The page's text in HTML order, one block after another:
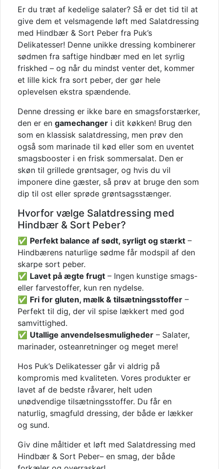
Er du træt af kedelige salater? Så er det tid til at
give dem et velsmagende løft med Salatdressing
med Hindbær & Sort Peber fra Puk’s
Delikatesser! Denne unikke dressing kombinerer
sødmen fra saftige hindbær med en let syrlig
friskhed – og når du mindst venter det, kommer
et lille kick fra sort peber, der gør hele
oplevelsen ekstra spændende.
Denne dressing er ikke bare en smagsforstærker,
den er en gamechanger i dit køkken! Brug den
som en klassisk salatdressing, men prøv den
også som marinade til kød eller som en uventet
smagsbooster i en frisk sommersalat. Den er
skøn til grillede grøntsager, og hvis du vil
imponere dine gæster, så prøv at bruge den som
dip til ost eller sprøde grøntsagsstænger.
Hvorfor vælge Salatdressing med
Hindbær & Sort Peber?
✅ Perfekt balance af sødt, syrligt og stærkt –
Hindbærens naturlige sødme får modspil af den
skarpe sort peber.
✅ Lavet på ægte frugt – Ingen kunstige smags-
eller farvestoffer, kun ren nydelse.
✅ Fri for gluten, mælk & tilsætningsstoffer –
Perfekt til dig, der vil spise lækkert med god
samvittighed.
✅ Utallige anvendelsesmuligheder – Salater,
marinader, osteanretninger og meget mere!
Hos Puk’s Delikatesser går vi aldrig på
kompromis med kvaliteten. Vores produkter er
lavet af de bedste råvarer, helt uden
unødvendige tilsætningsstoffer. Du får en
naturlig, smagfuld dressing, der både er lækker
og sund.
Giv dine måltider et løft med Salatdressing med
Hindbær & Sort Peber– en smag, der både